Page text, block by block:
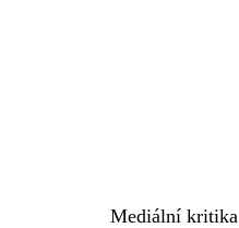
Mediální kritika